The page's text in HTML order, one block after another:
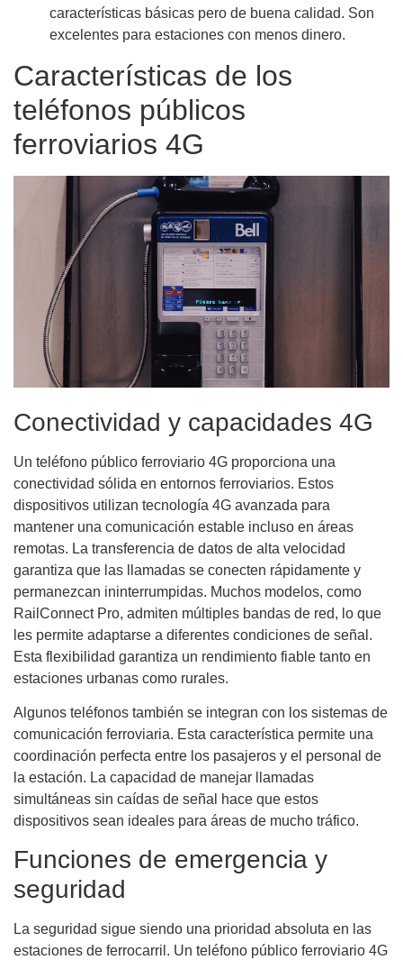
características básicas pero de buena calidad. Son
excelentes para estaciones con menos dinero.
Características de los
teléfonos públicos
ferroviarios 4G
Conectividad y capacidades 4G
Un teléfono público ferroviario 4G proporciona una
conectividad sólida en entornos ferroviarios. Estos
dispositivos utilizan tecnología 4G avanzada para
mantener una comunicación estable incluso en áreas
remotas. La transferencia de datos de alta velocidad
garantiza que las llamadas se conecten rápidamente y
permanezcan ininterrumpidas. Muchos modelos, como
RailConnect Pro, admiten múltiples bandas de red, lo que
les permite adaptarse a diferentes condiciones de señal.
Esta flexibilidad garantiza un rendimiento fiable tanto en
estaciones urbanas como rurales.
Algunos teléfonos también se integran con los sistemas de
comunicación ferroviaria. Esta característica permite una
coordinación perfecta entre los pasajeros y el personal de
la estación. La capacidad de manejar llamadas
simultáneas sin caídas de señal hace que estos
dispositivos sean ideales para áreas de mucho tráfico.
Funciones de emergencia y
seguridad
La seguridad sigue siendo una prioridad absoluta en las
estaciones de ferrocarril. Un teléfono público ferroviario 4G